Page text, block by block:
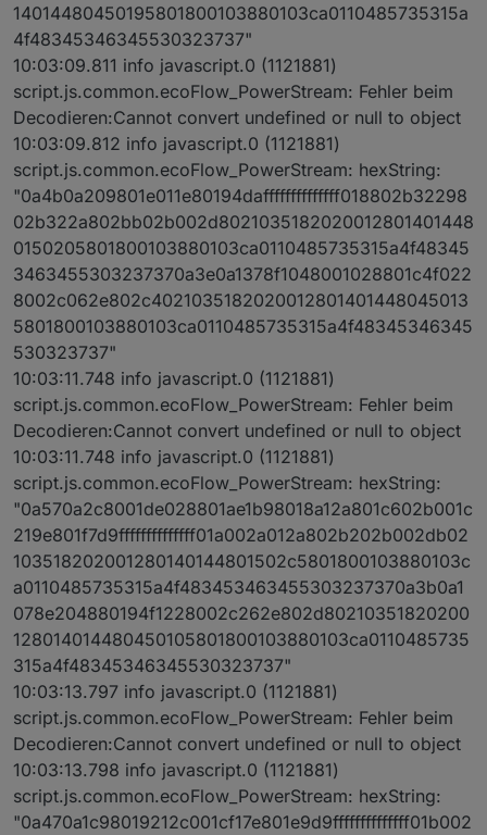
14014480450195801800103880103ca0110485735315a
4f48345346345530323737"
10:03:09.811 info javascript.0 (1121881)
script.js.common.ecoFlow_PowerStream: Fehler beim
Decodieren:Cannot convert undefined or null to object
10:03:09.812 info javascript.0 (1121881)
script.js.common.ecoFlow_PowerStream: hexString:
"0a4b0a209801e011e80194daffffffffffffff018802b32298
02b322a802bb02b002d8021035182020012801401448
0150205801800103880103ca0110485735315a4f48345
3463455303237370a3e0a1378f1048001028801c4f022
8002c062e802c4021035182020012801401448045013
5801800103880103ca0110485735315a4f48345346345
530323737"
10:03:11.748 info javascript.0 (1121881)
script.js.common.ecoFlow_PowerStream: Fehler beim
Decodieren:Cannot convert undefined or null to object
10:03:11.748 info javascript.0 (1121881)
script.js.common.ecoFlow_PowerStream: hexString:
"0a570a2c8001de028801ae1b98018a12a801c602b001c
219e801f7d9ffffffffffffff01a002a012a802b202b002db02
103518202001280140144801502c5801800103880103c
a0110485735315a4f483453463455303237370a3b0a1
078e204880194f1228002c262e802d80210351820200
128014014480450105801800103880103ca0110485735
315a4f48345346345530323737"
10:03:13.797 info javascript.0 (1121881)
script.js.common.ecoFlow_PowerStream: Fehler beim
Decodieren:Cannot convert undefined or null to object
10:03:13.798 info javascript.0 (1121881)
script.js.common.ecoFlow_PowerStream: hexString:
"0a470a1c98019212c001cf17e801e9d9ffffffffffffff01b002